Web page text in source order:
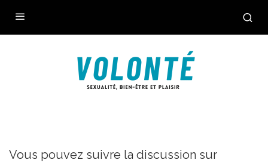
Vous pouvez suivre la discussion sur